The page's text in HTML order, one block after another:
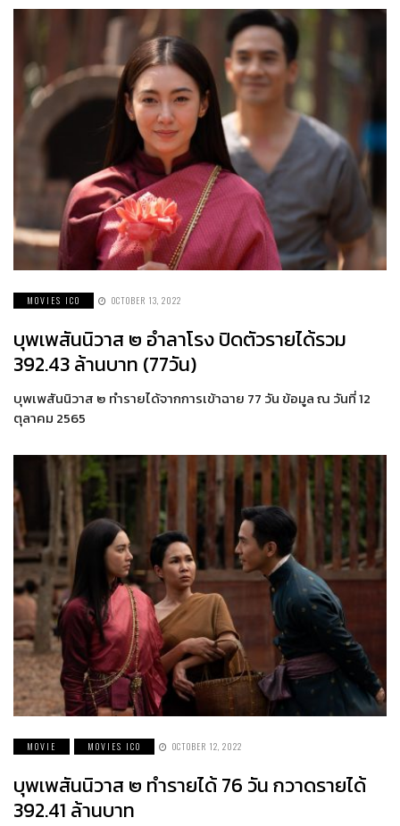
MOVIES ICO OCTOBER 13, 2022
บุพเพสันนิวาส ๒ อำลาโรง ปิดตัวรายได้รวม
392.43 ล้านบาท (77วัน)
บุพเพสันนิวาส ๒ ทำรายได้จากการเข้าฉาย 77 วัน ข้อมูล ณ วันที่ 12
ตุลาคม 2565
MOVIE MOVIES ICO OCTOBER 12, 2022
บุพเพสันนิวาส ๒ ทำรายได้ 76 วัน กวาดรายได้
392.41 ล้านบาท